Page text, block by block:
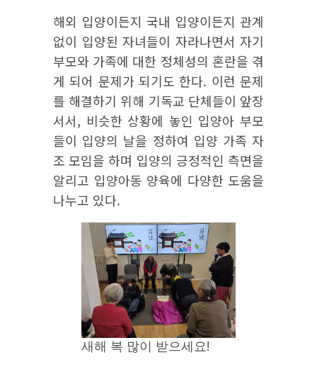
해외 입양이든지 국내 입양이든지 관계
없이 입양된 자녀들이 자라나면서 자기
부모와 가족에 대한 정체성의 혼란을 겪
게 되어 문제가 되기도 한다. 이런 문제
를 해결하기 위해 기독교 단체들이 앞장
서서, 비슷한 상황에 놓인 입양아 부모
들이 입양의 날을 정하여 입양 가족 자
조 모임을 하며 입양의 긍정적인 측면을
알리고 입양아동 양육에 다양한 도움을
나누고 있다.
새해 복 많이 받으세요!